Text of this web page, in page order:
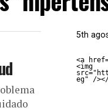
5th
<a
<img
eg" /